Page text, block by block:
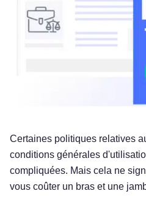
Certaines politiques relatives
conditions générales
compliquées. Mais cela ne
vous coûter un bras et une